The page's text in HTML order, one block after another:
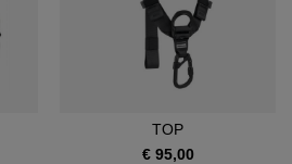
TOP
€ 95,00